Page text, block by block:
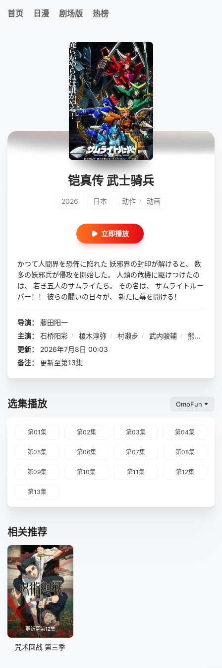
首页 日漫 剧场版 热榜
铠真传 武士骑兵
2026 日本 动作 / 动画
立即播放
かつて人間界を恐怖に陥れた 妖邪界の封印が解けると、 数
多の妖邪兵が侵攻を開始した。 人類の危機に駆けつけたの
は、 若き五人のサムライたち。 その名は、 サムライトルー
パー！！ 彼らの闘いの日々が、 新たに幕を開ける！
导演：
藤田阳一
主演：
石桥阳彩 / 榎木淳弥 / 村濑步 / 武内骏辅 /
熊谷健太郎
更新：
2026年7月8日 00:03
备注：
更新至第13集
选集播放 OmoFun
第01集 第02集 第03集 第04集
第05集 第06集 第07集 第08集
第09集 第10集 第11集 第12集
第13集
相关推荐
更新至第12集
咒术回战 第三季